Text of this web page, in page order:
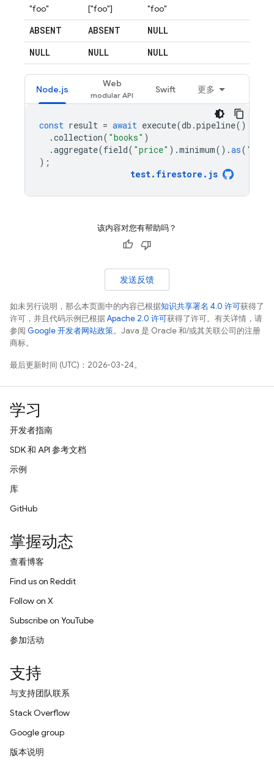
"foo"
["foo"] "foo"
ABSENT ABSENT
NULL
NULL
NULL NULL
Node.js
Web
Swift 更多
const result = await execute(db .pipeline()
.collection( "books" )
.aggregate(field( "price" ).minimum().as(
);
test. firestore . js
该内容对您有帮助吗？
发送反馈
如未另行说明，那么本页面中的内容已根据知识共享署名 4.0 许可获得了
许可，并且代码示例已根据Apache 2.0 许可获得了许可。有关详情，请
参阅 Google 开发者网站政策。Java 是 Oracle 和/或其关联公司的注册
商标。
最后更新时间 (UTC)：2026-03-24。
学习
开发者指南
SDK 和 API 参考文档
示例
库
GitHub
掌握动态
查看博客
Find us on Reddit
Follow on X
Subscribe on YouTube
参加活动
支持
与支持团队联系
Stack Overflow
Google group
版本说明